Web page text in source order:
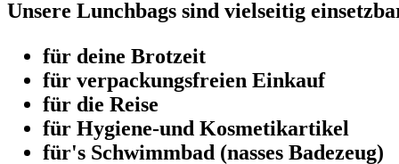
Unsere Lunchbags sind vielseitig
für deine Brotzeit
für verpackungsfreien Einkauf
für die Reise
für Hygiene-und Kosmetikartikel
für's Schwimmbad (nasses Badezeug)